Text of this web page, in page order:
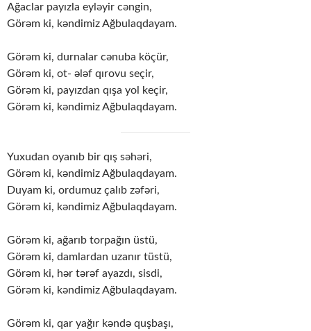
Ağaclar payızla eyləyir cəngin,
Görəm ki, kəndimiz Ağbulaqdayam.
Görəm ki, durnalar cənuba köçür,
Görəm ki, ot- ələf qırovu seçir,
Görəm ki, payızdan qışa yol keçir,
Görəm ki, kəndimiz Ağbulaqdayam.
Yuxudan oyanıb bir qış səhəri,
Görəm ki, kəndimiz Ağbulaqdayam.
Duyam ki, ordumuz çalıb zəfəri,
Görəm ki, kəndimiz Ağbulaqdayam.
Görəm ki, ağarıb torpağın üstü,
Görəm ki, damlardan uzanır tüstü,
Görəm ki, hər tərəf ayazdı, sisdi,
Görəm ki, kəndimiz Ağbulaqdayam.
Görəm ki, qar yağır kəndə quşbaşı,